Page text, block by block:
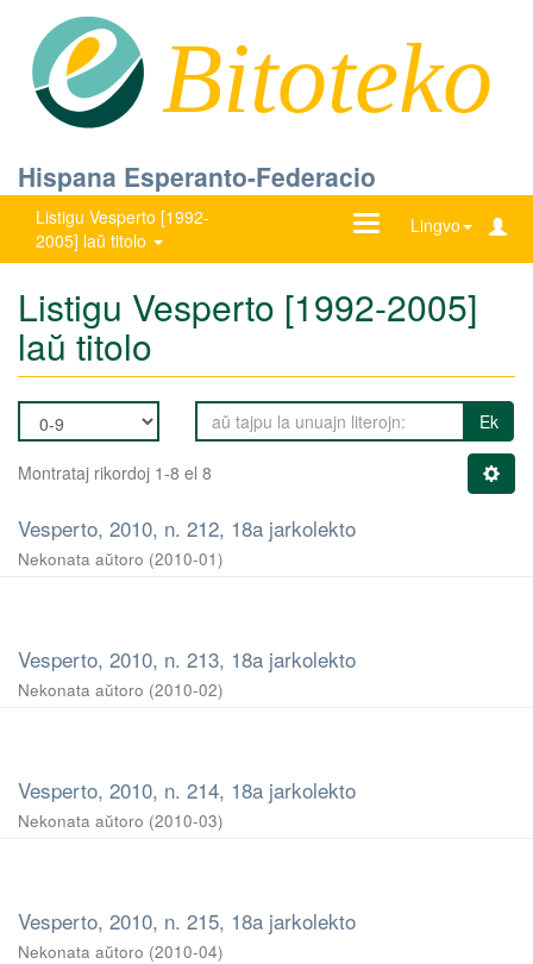
Bitoteko
Hispana Esperanto-Federacio
Listigu Vesperto [1992-
2005] laŭ titolo
Lingvo
Ŝanĝu
Listigu Vesperto [1992-2005]
laŭ titolo
Ek
Montrataj rikordoj 1-8 el 8
Vesperto, 2010, n. 212, 18a jarkolekto
Nekonata aŭtoro (2010-01)
Vesperto, 2010, n. 213, 18a jarkolekto
Nekonata aŭtoro (2010-02)
Vesperto, 2010, n. 214, 18a jarkolekto
Nekonata aŭtoro (2010-03)
Vesperto, 2010, n. 215, 18a jarkolekto
Nekonata aŭtoro (2010-04)